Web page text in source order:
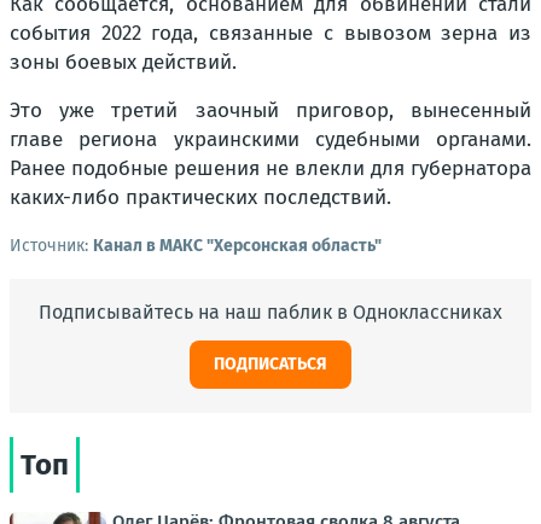
события 2022 года, связанные с вывозом зерна из
зоны боевых действий.
Это уже третий заочный приговор, вынесенный
главе региона украинскими судебными органами.
Ранее подобные решения не влекли для губернатора
каких-либо практических последствий.
Источник: Канал в МАКС "Херсонская область"
Подписывайтесь на наш паблик в Одноклассниках
ПОДПИСАТЬСЯ
Топ